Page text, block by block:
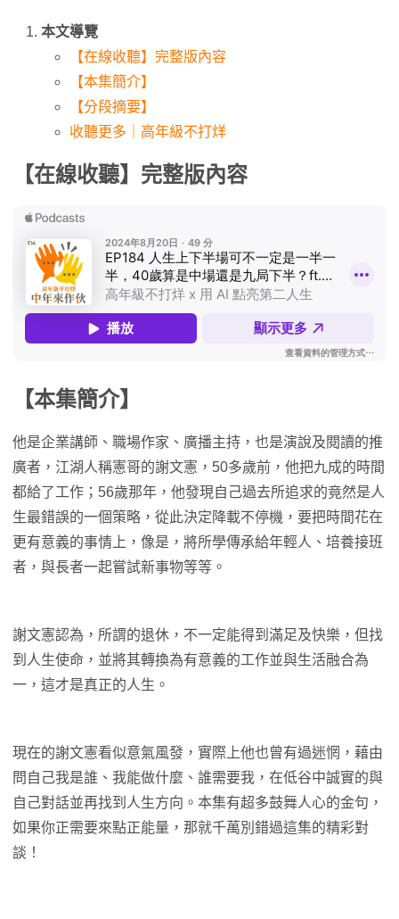
本文導覽
【在線收聽】完整版內容
【本集簡介】
【分段摘要】
收聽更多｜高年級不打烊
【在線收聽】完整版內容
【本集簡介】
他是企業講師、職場作家、廣播主持，也是演說及閱讀的推
廣者，江湖人稱憲哥的謝文憲，50多歲前，他把九成的時間
都給了工作；56歲那年，他發現自己過去所追求的竟然是人
生最錯誤的一個策略，從此決定降載不停機，要把時間花在
更有意義的事情上，像是，將所學傳承給年輕人、培養接班
者，與長者一起嘗試新事物等等。
謝文憲認為，所謂的退休，不一定能得到滿足及快樂，但找
到人生使命，並將其轉換為有意義的工作並與生活融合為
一，這才是真正的人生。
現在的謝文憲看似意氣風發，實際上他也曾有過迷惘，藉由
問自己我是誰、我能做什麼、誰需要我，在低谷中誠實的與
自己對話並再找到人生方向。本集有超多鼓舞人心的金句，
如果你正需要來點正能量，那就千萬別錯過這集的精彩對
談！